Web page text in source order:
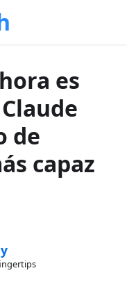
es
de
capaz